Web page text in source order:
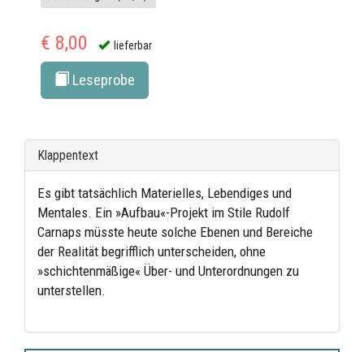
€ 8,00 lieferbar
Leseprobe
Klappentext
Es gibt tatsächlich Materielles, Lebendiges und
Mentales. Ein »Aufbau«-Projekt im Stile Rudolf
Carnaps müsste heute solche Ebenen und Bereiche
der Realität begrifflich unterscheiden, ohne
»schichtenmäßige« Über- und Unterordnungen zu
unterstellen.